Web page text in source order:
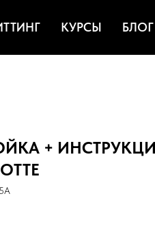
КУРСЫ БЛОГ
+ ИНСТРУКЦИЯ